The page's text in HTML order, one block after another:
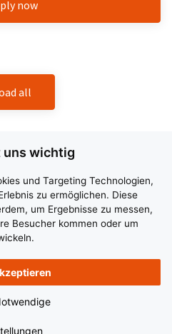
uns wichtig
und Targeting Technologien,
zu ermöglichen. Diese
um Ergebnisse zu messen,
Besucher kommen oder um
now
all
Tagschicht Sattel
Vollzeit ab sofort
sein und dabei Teil eines
ab Borgholzhausen!
All rights reserved.